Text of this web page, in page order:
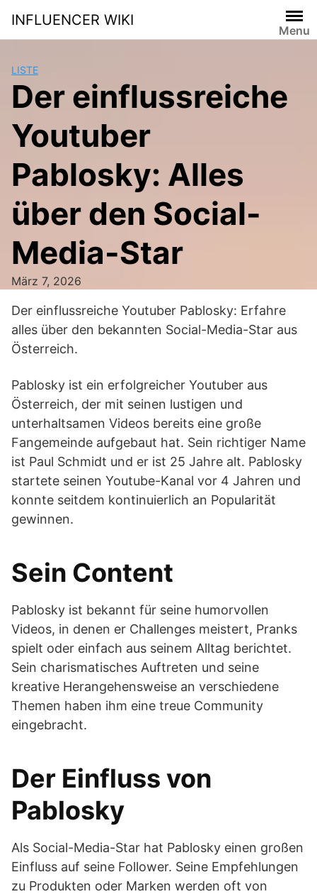
content
INFLUENCER WIKI
Menu
LISTE
Der einflussreiche
Youtuber
Pablosky: Alles
über den Social-
Media-Star
März 7, 2026
Der einflussreiche Youtuber Pablosky: Erfahre
alles über den bekannten Social-Media-Star aus
Österreich.
Pablosky ist ein erfolgreicher Youtuber aus
Österreich, der mit seinen lustigen und
unterhaltsamen Videos bereits eine große
Fangemeinde aufgebaut hat. Sein richtiger Name
ist Paul Schmidt und er ist 25 Jahre alt. Pablosky
startete seinen Youtube-Kanal vor 4 Jahren und
konnte seitdem kontinuierlich an Popularität
gewinnen.
Sein Content
Pablosky ist bekannt für seine humorvollen
Videos, in denen er Challenges meistert, Pranks
spielt oder einfach aus seinem Alltag berichtet.
Sein charismatisches Auftreten und seine
kreative Herangehensweise an verschiedene
Themen haben ihm eine treue Community
eingebracht.
Der Einfluss von
Pablosky
Als Social-Media-Star hat Pablosky einen großen
Einfluss auf seine Follower. Seine Empfehlungen
zu Produkten oder Marken werden oft von